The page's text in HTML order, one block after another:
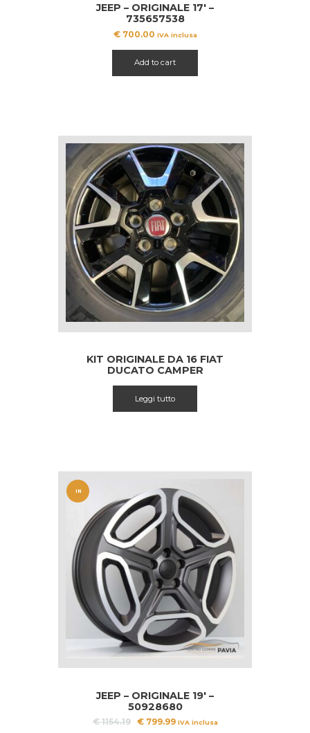
JEEP – ORIGINALE 17′ –
735657538
€700.00 IVA inclusa
Add to cart
KIT ORIGINALE DA 16 FIAT
DUCATO CAMPER
Leggi tutto
IN
A!
JEEP – ORIGINALE 19′ –
50928680
€1154.19
Il
€799.99IlIVA inclusa